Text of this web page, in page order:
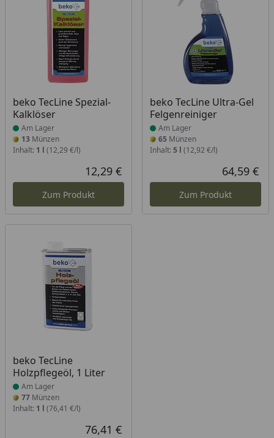
beko TecLine Spezial-
Kalklöser
Produkt am Lager
Am Lager
13 Münzen
Inhalt: 1 l (12,29 €/l)
Aktueller Preis
12,29 €
Zum Produkt
beko TecLine Ultra-Gel
Felgenreiniger
Produkt am Lager
Am Lager
65 Münzen
Inhalt: 5 l (12,92 €/l)
64,59 €
Zum Produkt
beko TecLine
Holzpflegeöl, 1 Liter
Produkt am Lager
Am Lager
77 Münzen
Inhalt: 1 l (76,41 €/l)
76,41 €